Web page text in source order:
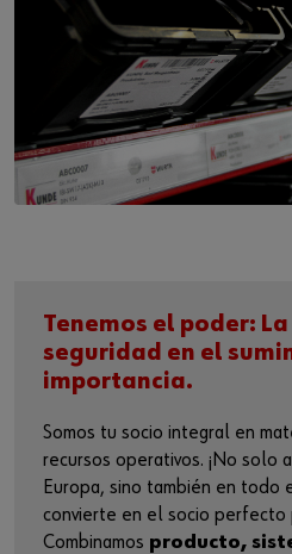
Tenemos el poder:
seguridad en el
importancia.
Somos tu socio integral en
recursos operativos. ¡No solo
Europa, sino también en todo
convierte en el socio perfecto
Combinamos producto,